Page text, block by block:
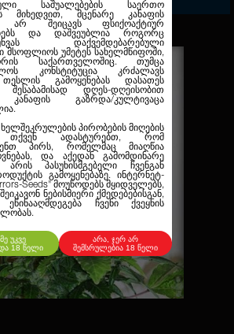
საშუალებების საერთო
მიხედვით, მცენარე კანაფის
არ შეიცავს ფსიქოაქტიურ
და დაშვეუბლია როგორც
დაქვემდებარებული
უმეტეს სახელმწიფოში,
საქართველოშიც. თუმცა
კონსტიტუცია კრძალავს
თესლის გამოყენებას დასათეს
შესაბამისად დღეს-დღეისობით
კანაფის გაზრდა/კულტივაცა
პირობების მიღების
თქვენ ადასტურებთ, რომ
პირს, რომელმაც მიაღწია
და აქედან გამომდინარე
პასუხისმგებელი ჩვენგან
გამოყენებაზე. ინტერნეტ-
Seeds" მოუწოდებს მყიდველებს,
ნებისმიერი ქმედებებისგან,
ჩვენი ქვეყნის
უკვე
18 წელი
არა, ჯერ არ
შემსრულებია 18 წელი